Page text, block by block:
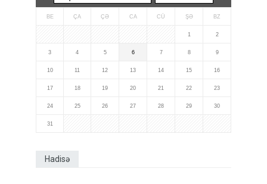
BE ÇA ÇƏ CA CÜ ŞƏ BZ
1 2
3 4 5 6 7 8 9
10 11 12 13 14 15 16
17 18 19 20 21 22 23
24 25 26 27 28 29 30
31
Hadisə